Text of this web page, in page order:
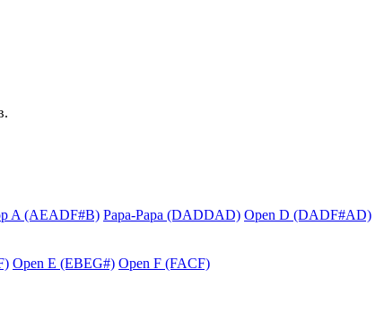
A (AEADF#B) Papa-Papa (DADDAD) Open D (DADF#AD)
Open E (EBEG#) Open F (FACF)